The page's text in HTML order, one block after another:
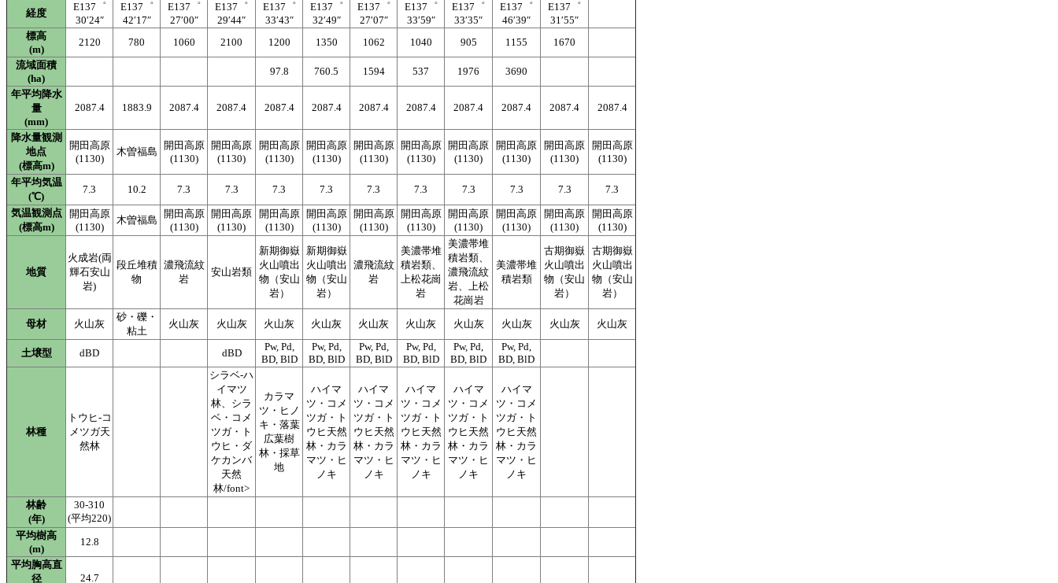
経度
E137゜
30′24″
E137゜
42′17″
E137゜
27′00″
E137゜
29′44″
E137゜
33′43″
E137゜
32′49″
E137゜
27′07″
E137゜
33′59″
E137゜
33′35″
E137゜
46′39″
E137゜
31′55″
標高
(m)
2120 780 1060 2100 1200 1350 1062 1040 905 1155
1670
流域面積
(ha)
97.8 760.5 1594 537 1976
3690
年平均降水
量
(mm)
2087.4 1883.9 2087.4 2087.4 2087.4 2087.4 2087.4 2087.4 2087.4 2087.4 2087.4 2087.4
降水量観測
地点
(標高m)
開田高原
(1130)
木曽福島
開田高原
(1130)
開田高原
(1130)
開田高原
(1130)
開田高原
(1130)
開田高原
(1130)
開田高原
(1130)
開田高原
(1130)
開田高原
(1130)
開田高原
(1130)
開田高原
(1130)
年平均気温
(℃)
7.3 10.2 7.3 7.3 7.3 7.3 7.3 7.3 7.3 7.3 7.3
7.3
気温観測点
(標高m)
開田高原
(1130)
木曽福島
開田高原
(1130)
開田高原
(1130)
開田高原
(1130)
開田高原
(1130)
開田高原
(1130)
開田高原
(1130)
開田高原
(1130)
開田高原
(1130)
開田高原
(1130)
開田高原
(1130)
地質
火成岩(両
輝石安山
岩)
段丘堆積
物
濃飛流紋
岩
安山岩類
新期御嶽
火山噴出
物（安山
岩）
新期御嶽
火山噴出
物（安山
岩）
濃飛流紋
岩
美濃帯堆
積岩類、
上松花崗
岩
美濃帯堆
積岩類、
濃飛流紋
岩、上松
花崗岩
美濃帯堆
積岩類
古期御嶽
火山噴出
物（安山
岩）
古期御嶽
火山噴出
物（安山
岩）
母材 火山灰
砂・礫・
粘土
火山灰 火山灰 火山灰 火山灰 火山灰 火山灰 火山灰 火山灰 火山灰 火山灰
土壌型 dBD dBD
Pw, Pd,
BD, BlD
Pw, Pd,
BD, BlD
Pw, Pd,
BD, BlD
Pw, Pd,
BD, BlD
Pw, Pd,
BD, BlD
Pw, Pd,
BD, BlD
林種
トウヒ-コ
メツガ天
然林
シラベ-ハ
イマツ
林、シラ
ベ・コメ
ツガ・ト
ウヒ・ダ
ケカンバ
天然
林/font>
カラマ
ツ・ヒノ
キ・落葉
広葉樹
林・採草
地
ハイマ
ツ・コメ
ツガ・ト
ウヒ天然
林・カラ
マツ・ヒ
ノキ
ハイマ
ツ・コメ
ツガ・ト
ウヒ天然
林・カラ
マツ・ヒ
ノキ
ハイマ
ツ・コメ
ツガ・ト
ウヒ天然
林・カラ
マツ・ヒ
ノキ
ハイマ
ツ・コメ
ツガ・ト
ウヒ天然
林・カラ
マツ・ヒ
ノキ
ハイマ
ツ・コメ
ツガ・ト
ウヒ天然
林・カラ
マツ・ヒ
ノキ
林齢
(年)
30-310
(平均220)
平均樹高
(m)
12.8
平均胸高直
径
24.7